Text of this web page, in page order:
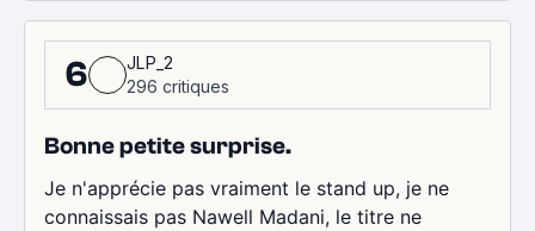
6
JLP_2
296 critiques
Bonne petite surprise.
Je n'apprécie pas vraiment le stand up, je ne
connaissais pas Nawell Madani, le titre ne